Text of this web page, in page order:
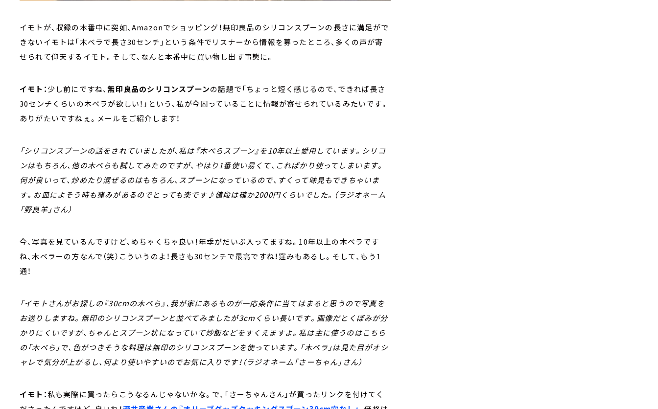
イモトが、収録の本番中に突如、Amazonでショッピング！無印良品のシリコンスプーンの長さに満足がで
きないイモトは「木ベラで長さ30センチ」という条件でリスナーから情報を募ったところ、多くの声が寄
せられて仰天するイモト。そして、なんと本番中に買い物し出す事態に。
イモト：少し前にですね、無印良品のシリコンスプーンの話題で「ちょっと短く感じるので、できれば長さ
30センチくらいの木ベラが欲しい！」という、私が今困っていることに情報が寄せられているみたいです。
ありがたいですねぇ。メールをご紹介します！
「シリコンスプーンの話をされていましたが、私は『木べらスプーン』を10年以上愛用しています。シリコ
ンはもちろん、他の木べらも試してみたのですが、やはり1番使い易くて、こればかり使ってしまいます。
何が良いって、炒めたり混ぜるのはもちろん、スプーンになっているので、すくって味見もできちゃいま
す。お皿によそう時も窪みがあるのでとっても楽です♪値段は確か2000円くらいでした。（ラジオネーム
「野良羊」さん）
今、写真を見ているんですけど、めちゃくちゃ良い！年季がだいぶ入ってますね。10年以上の木ベラです
ね、木ベラーの方なんで（笑）こういうのよ！長さも30センチで最高ですね！窪みもあるし。そして、もう1
通！
「イモトさんがお探しの『30cmの木べら』、我が家にあるものが一応条件に当てはまると思うので写真を
お送りしますね。無印のシリコンスプーンと並べてみましたが3cmくらい長いです。画像だとくぼみが分
かりにくいですが、ちゃんとスプーン状になっていて炒飯などをすくえますよ。私は主に使うのはこちら
の「木べら」で、色がつきそうな料理は無印のシリコンスプーンを使っています。「木ベラ」は見た目がオシ
ャレで気分が上がるし、何より使いやすいのでお気に入りです！（ラジオネーム「さーちゃん」さん）
イモト：私も実際に買ったらこうなるんじゃないかな。で、「さーちゃんさん」が買ったリンクを付けてく